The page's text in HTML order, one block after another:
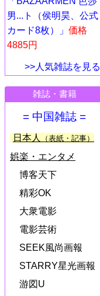
男...ト（侯明昊、公式
カード8枚）」 価格
4885円
>>人気雑誌を見る
雑誌・書籍
= 中国雑誌 =
日本人 （表紙・記事）
娯楽・エンタメ
博客天下
精彩OK
大衆電影
電影芸術
SEEK風尚画報
STARRY星光画報
游図U